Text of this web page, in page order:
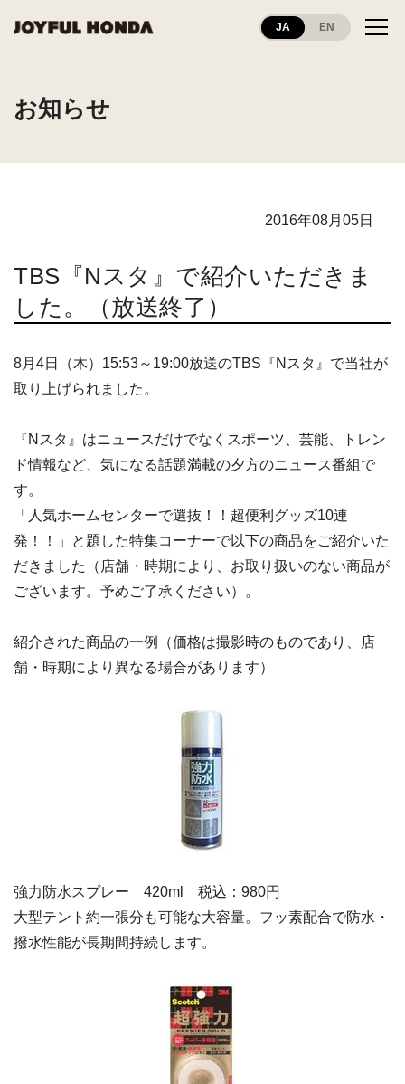
お知らせ
2016年08月05日
TBS『Nスタ』で紹介いただきま
した。（放送終了）
8月4日（木）15:53～19:00放送のTBS『Nスタ』で当社が
取り上げられました。
『Nスタ』はニュースだけでなくスポーツ、芸能、トレン
ド情報など、気になる話題満載の夕方のニュース番組で
す。
「人気ホームセンターで選抜！！超便利グッズ10連
発！！」と題した特集コーナーで以下の商品をご紹介いた
だきました（店舗・時期により、お取り扱いのない商品が
ございます。予めご了承ください）。
紹介された商品の一例（価格は撮影時のものであり、店
舗・時期により異なる場合があります）
強力防水スプレー 420ml 税込：980円
大型テント約一張分も可能な大容量。フッ素配合で防水・
撥水性能が長期間持続します。
JA EN